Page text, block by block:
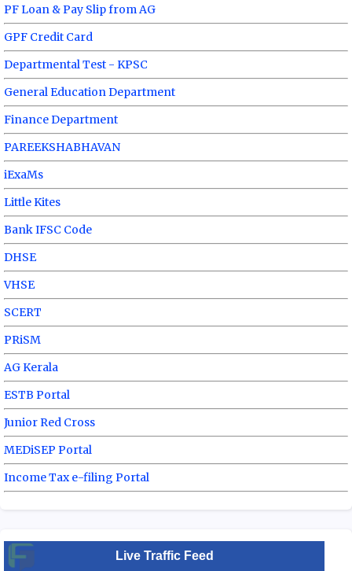
PF Loan & Pay Slip from AG
GPF Credit Card
Departmental Test - KPSC
General Education Department
Finance Department
PAREEKSHABHAVAN
iExaMs
Little Kites
Bank IFSC Code
DHSE
VHSE
SCERT
PRiSM
AG Kerala
ESTB Portal
Junior Red Cross
MEDiSEP Portal
Income Tax e-filing Portal
Live Traffic Feed